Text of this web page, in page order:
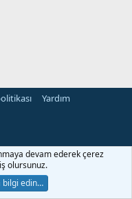
Yardım
devam ederek çerez
olursunuz.
bilgi edin…